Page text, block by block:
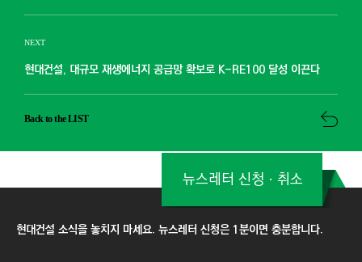
NEXT
현대건설, 대규모 재생에너지 공급망 확보로 K-RE100 달성 이끈다
Back to the LIST
현대건설 소식을 놓치지 마세요. 뉴스레터 신청은 1분이면 충분합니다.
뉴스레터 신청ㆍ취소